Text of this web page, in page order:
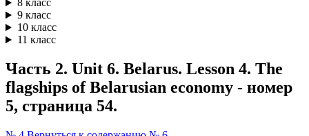
8 класс
9 класс
10 класс
11 класс
Часть 2. Unit 6. Belarus. Lesson 4. The
flagships of Belarusian economy - номер
5, страница 54.